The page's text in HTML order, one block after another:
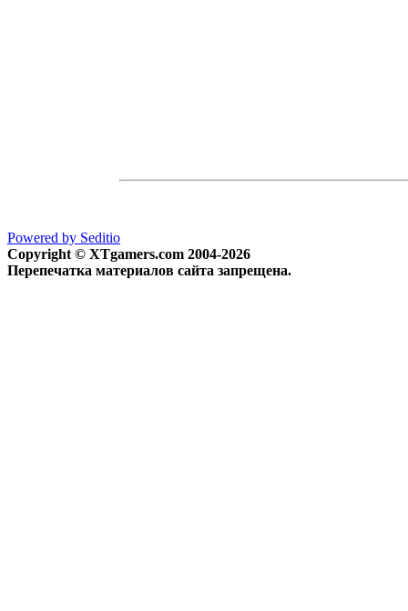
Powered by Seditio
Copyright © XTgamers.com 2004-2026
Перепечатка материалов сайта запрещена.